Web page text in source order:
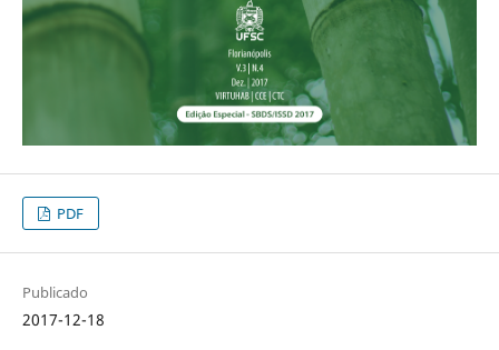
PDF
Publicado
2017-12-18